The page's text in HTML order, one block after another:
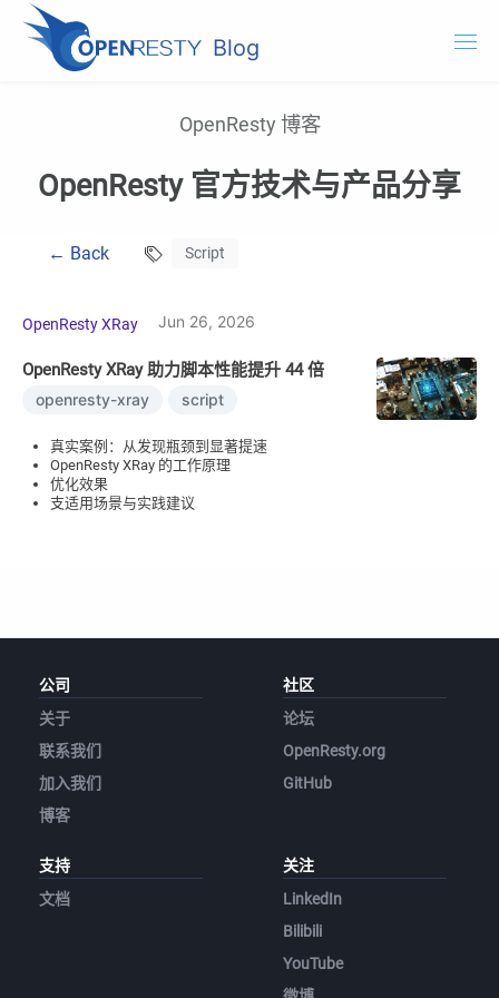
Blog
OpenResty Edge
文档
试用 OpenResty XRay
OpenResty 博客
OpenResty 官方技术与产品分享
← Back Script
OpenResty XRay Jun 26, 2026
OpenResty XRay 助力脚本性能提升 44 倍
openresty-xray script
真实案例：从发现瓶颈到显著提速
OpenResty XRay 的工作原理
优化效果
支适用场景与实践建议
公司
关于
联系我们
加入我们
博客
社区
论坛
OpenResty.org
GitHub
支持
文档
关注
LinkedIn
Bilibili
YouTube